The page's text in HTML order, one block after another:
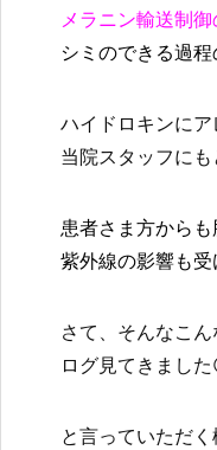
メラニン輸送制
シミのできる過
ハイドロキンに
当院スタッフに
患者さま方から
紫外線の影響も
さて、そんなこ
ログ見てきまし
と言っていただ